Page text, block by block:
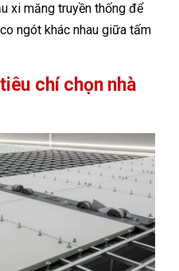
xi măng truyền thống để
ngót khác nhau giữa tấm
chí chọn nhà